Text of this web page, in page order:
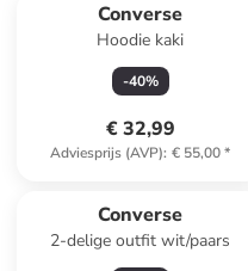
Converse
Hoodie kaki
-40%
€ 32,99
Adviesprijs (AVP): € 55,00*
Converse
2-delige outfit wit/paars